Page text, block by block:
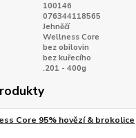
100146
076344118565
Jehněčí
Wellness Core
bez obilovin
bez kuřecího
.201 - 400g
Core 95% hovězí & brokolice